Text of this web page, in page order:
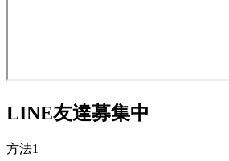
LINE友達募集中
方法1